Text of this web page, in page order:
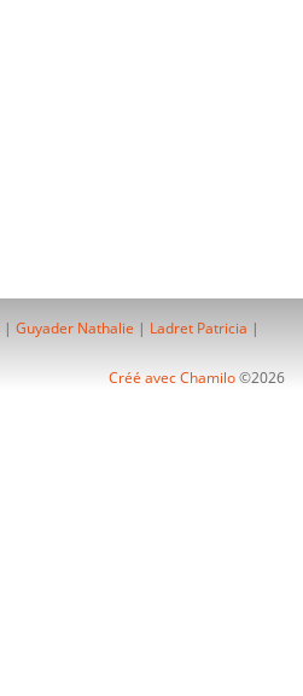
| Guyader Nathalie | Ladret Patricia |
Créé avec Chamilo©2026